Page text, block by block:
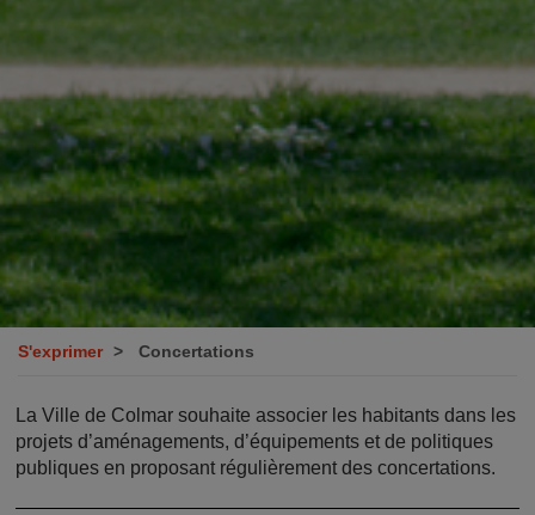
S'exprimer Concertations
La Ville de Colmar souhaite associer les habitants dans les
projets d’aménagements, d’équipements et de politiques
publiques en proposant régulièrement des concertations.